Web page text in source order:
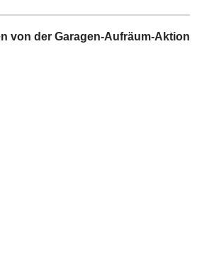
von der Garagen-Aufräum-Aktion